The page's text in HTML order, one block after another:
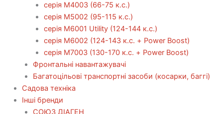
серія М4003 (66-75 к.с.)
серія М5002 (95-115 к.с.)
серія M6001 Utility (124-144 к.с.)
серія М6002 (124-143 к.с. + Power Boost)
серія М7003 (130-170 к.с. + Power Boost)
Фронтальні навантажувачі
Багатоцільові транспортні засоби (косарки, баггі)
Садова техніка
Інші бренди
СОЮЗ ДІАГЕН